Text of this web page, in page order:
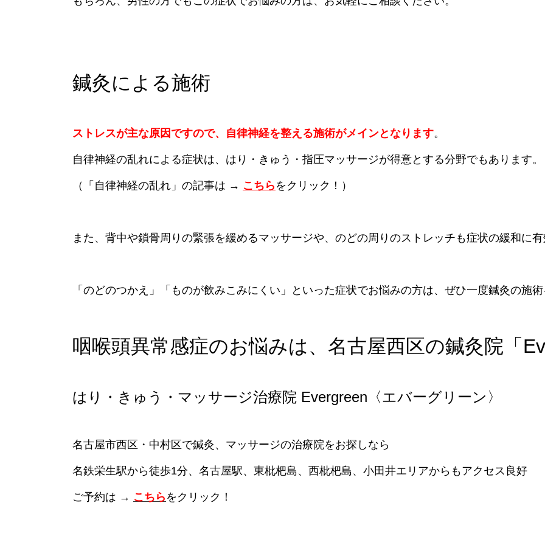
鍼灸による施術
ストレスが主な原因ですので、自律神経を整える施術がメインとなります。
自律神経の乱れによる症状は、はり・きゅう・指圧マッサージが得意とする分野でもあります。
（「自律神経の乱れ」の記事は → こちら をクリック！）
また、背中や鎖骨周りの緊張を緩めるマッサージや、のどの周りのストレッチも症状の緩和に
「のどのつかえ」「ものが飲みこみにくい」といった症状でお悩みの方は、ぜひ一度鍼灸の施
咽喉頭異常感症のお悩みは、名古屋西区の鍼灸院「
はり・きゅう・マッサージ治療院 Evergreen〈エバーグリーン〉
名古屋市西区・中村区で鍼灸、マッサージの治療院をお探しなら
名鉄栄生駅から徒歩1分、名古屋駅、東枇杷島、西枇杷島、小田井エリアからもアクセス良好
ご予約は → こちら をクリック！